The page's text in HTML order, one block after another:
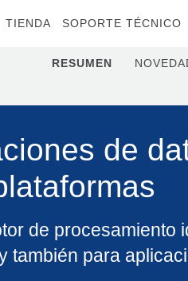
TIENDA SOPORTE TÉCNICO
RESUMEN
de
de procesamiento
también para